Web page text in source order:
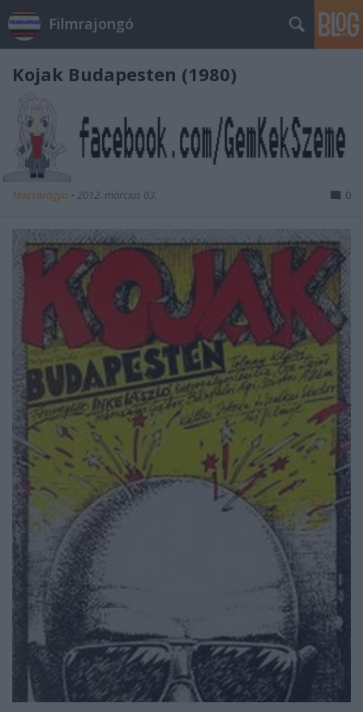
Filmrajongó
Kojak Budapesten (1980)
Mozsárágyú • 2012. március 03. 0